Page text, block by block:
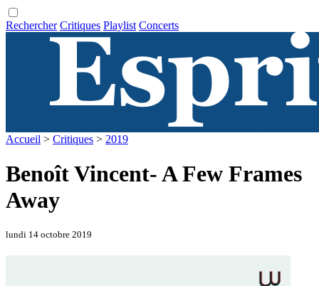
Rechercher Critiques Playlist Concerts
Accueil > Critiques > 2019
Benoît Vincent- A Few Frames
Away
lundi 14 octobre 2019